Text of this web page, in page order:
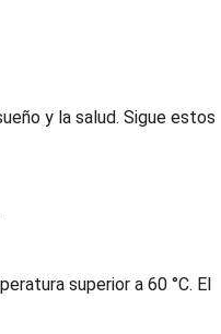
y la salud. Sigue estos
superior a 60 °C. El